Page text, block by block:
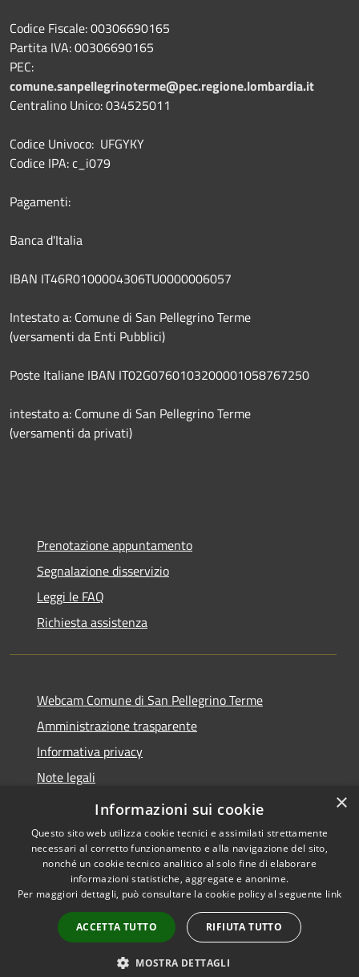
Codice Fiscale: 00306690165
Partita IVA: 00306690165
PEC:
comune.sanpellegrinoterme@pec.regione.lombardia.it
Centralino Unico: 034525011
Codice Univoco: UFGYKY
Codice IPA: c_i079
Pagamenti:
Banca d'Italia
IBAN IT46R0100004306TU0000006057
Intestato a: Comune di San Pellegrino Terme
(versamenti da Enti Pubblici)
Poste Italiane IBAN IT02G0760103200001058767250
intestato a: Comune di San Pellegrino Terme
(versamenti da privati)
Prenotazione appuntamento
Segnalazione disservizio
Leggi le FAQ
Richiesta assistenza
Webcam Comune di San Pellegrino Terme
Amministrazione trasparente
Informativa privacy
Note legali
Dichiarazione di accessibilità
Accessibilità
Copyright © 2026 • Comune di
San Pellegrino Terme •
Powered byMunicipium
Accesso redazione
×
Informazioni sui cookie
Questo sito web utilizza cookie tecnici e assimilati strettamente
necessari al corretto funzionamento e alla navigazione del sito,
nonché un cookie tecnico analitico al solo fine di elaborare
informazioni statistiche, aggregate e anonime.
Per maggiori dettagli, può consultare la cookie policy al seguente link
ACCETTA TUTTO RIFIUTA TUTTO
MOSTRA DETTAGLI